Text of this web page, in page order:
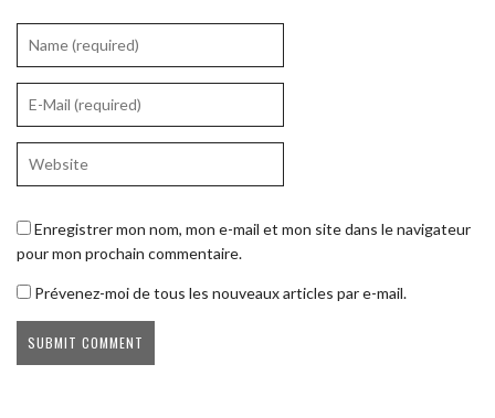
Enregistrer mon nom, mon e-mail et mon site dans le navigateur
pour mon prochain commentaire.
Prévenez-moi de tous les nouveaux articles par e-mail.